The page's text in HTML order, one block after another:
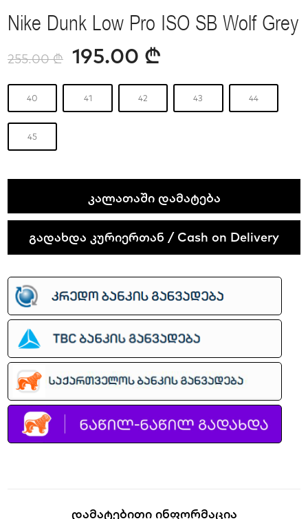
Nike Dunk Low Pro ISO SB Wolf Grey
255.00₾ 195.00 ₾
40 41 42 43 44
45
Low
ISO
SB
Wolf
Grey
quantity
ᲙᲐᲚᲐᲗᲐᲨᲘ ᲓᲐᲛᲐᲢᲔᲑᲐ
გადახდა კურიერთან / Cash on Delivery
Დამატებითი Ინფორმაცია